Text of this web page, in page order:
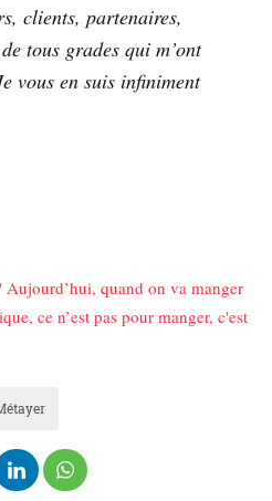
clients, partenaires,
tous grades qui m’ont
vous en suis infiniment
Aujourd’hui, quand on va manger
ce n’est pas pour manger, c'est